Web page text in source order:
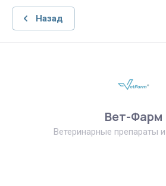
Назад
Вет-Фарм
Ветеринарные препараты